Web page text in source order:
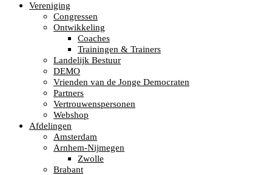
Vereniging
Congressen
Ontwikkeling
Coaches
Trainingen & Trainers
Landelijk Bestuur
DEMO
Vrienden van de Jonge Democraten
Partners
Vertrouwenspersonen
Webshop
Afdelingen
Amsterdam
Arnhem-Nijmegen
Zwolle
Brabant